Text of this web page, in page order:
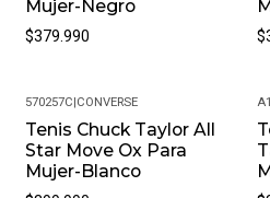
El Producto Se Encuentre En
Con Su Empaque Original.
Satisfecho Con Tu Compra,
Devoluciones Flexible.
Completamente Feliz Y Puedas
¿Cómo Debo Cuidar Mis
Mujer-Negro
$379.990
570257C|CONVERSE
Tenis Chuck Taylor All
Star Move Ox Para
Mujer-Blanco